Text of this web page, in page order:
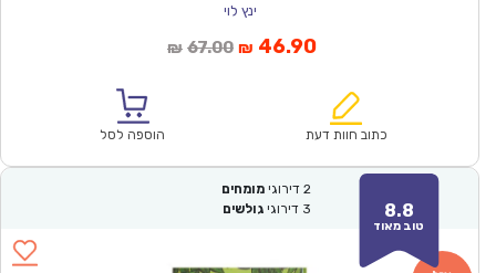
ינץ לוי
₪ 67.00המחיר
₪67.00.
₪ 46.90המחיר
הוא:
כתוב חוות דעת הוספה לסל
8.8
טוב מאוד
2 דירוגי מומחים
3 דירוגי גולשים